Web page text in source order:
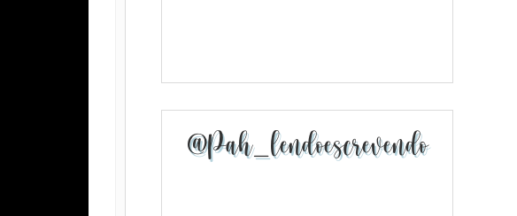
@pah_lendoescrevendo